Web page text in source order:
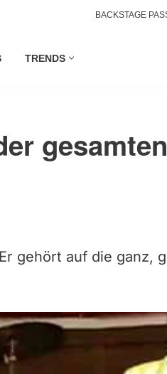
BACKSTAGE
TRENDS
gehört auf die ganz,